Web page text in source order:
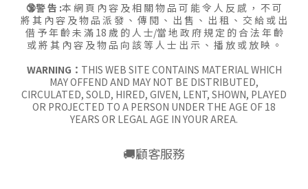
🔞警 告 :本 網 頁 內 容 及 相 關 物 品 可 能 令 人 反 感 ， 不 可
將 其 內 容 及 物 品 派 發 、 傳 閱 、 出 售 、 出 租 、 交 給 或 出
借 予 年 齡 未 滿 18 歲 的 人 士/當 地 政 府 規 定 的 合 法 年 齡
或 將 其 內 容 及 物 品 向 該 等 人 士 出 示 、 播 放 或 放 映 。
WARNING： THIS WEB SITE CONTAINS MATERIAL WHICH
MAY OFFEND AND MAY NOT BE DISTRIBUTED,
CIRCULATED, SOLD, HIRED, GIVEN, LENT, SHOWN, PLAYED
OR PROJECTED TO A PERSON UNDER THE AGE OF 18
YEARS OR LEGAL AGE IN YOUR AREA.
🚚顧客服務